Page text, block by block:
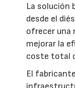
La solución
desde el
ofrecer una
mejorar la
coste total
El